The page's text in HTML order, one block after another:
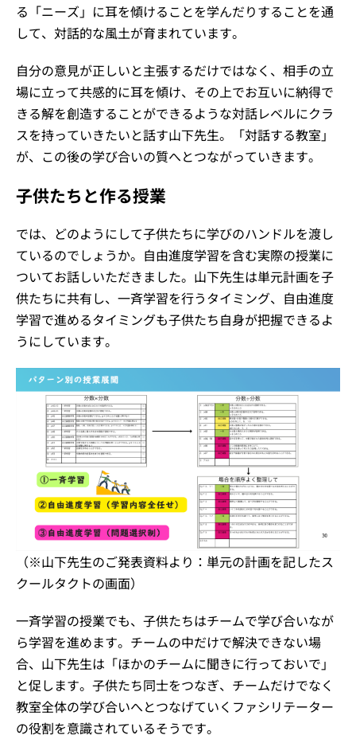
る「ニーズ」に耳を傾けることを学んだりすることを通
して、対話的な風土が育まれています。
自分の意見が正しいと主張するだけではなく、相手の立
場に立って共感的に耳を傾け、その上でお互いに納得で
きる解を創造することができるような対話レベルにクラ
スを持っていきたいと話す山下先生。「対話する教室」
が、この後の学び合いの質へとつながっていきます。
子供たちと作る授業
では、どのようにして子供たちに学びのハンドルを渡し
ているのでしょうか。自由進度学習を含む実際の授業に
ついてお話しいただきました。山下先生は単元計画を子
供たちに共有し、一斉学習を行うタイミング、自由進度
学習で進めるタイミングも子供たち自身が把握できるよ
うにしています。
（※山下先生のご発表資料より：単元の計画を記したス
クールタクトの画面）
一斉学習の授業でも、子供たちはチームで学び合いなが
ら学習を進めます。チームの中だけで解決できない場
合、山下先生は「ほかのチームに聞きに行っておいで」
と促します。子供たち同士をつなぎ、チームだけでなく
教室全体の学び合いへとつなげていくファシリテーター
の役割を意識されているそうです。